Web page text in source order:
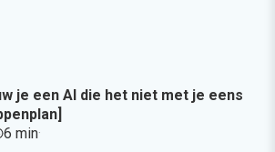
je een AI die het niet met je eens
6 min·